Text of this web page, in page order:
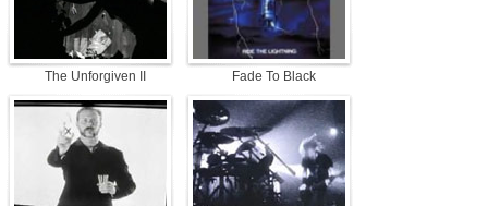
The Unforgiven II Fade To Black